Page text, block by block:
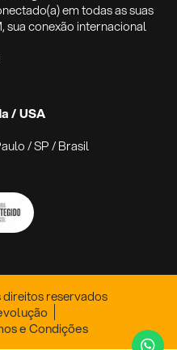
em todas as suas
sua conexão internacional
/ USA
/ SP / Brasil
reservados
e Condições